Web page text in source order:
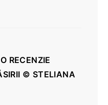
RECENZIE
© STELIANA